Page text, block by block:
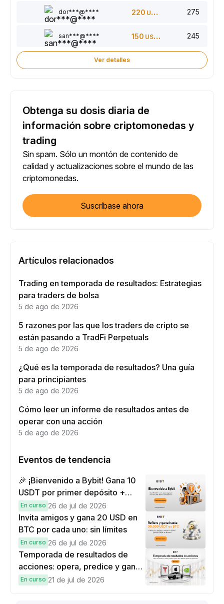
dor***@**** 220 USDT 275
san***@**** 150 USDT 245
Ver detalles
Obtenga su dosis diaria de
información sobre criptomonedas y
trading
Sin spam. Sólo un montón de contenido de
calidad y actualizaciones sobre el mundo de las
criptomonedas.
Suscríbase ahora
Artículos relacionados
Trading en temporada de resultados: Estrategias
para traders de bolsa
5 de ago de 2026
5 razones por las que los traders de cripto se
están pasando a TradFi Perpetuals
5 de ago de 2026
¿Qué es la temporada de resultados? Una guía
para principiantes
5 de ago de 2026
Cómo leer un informe de resultados antes de
operar con una acción
5 de ago de 2026
Eventos de tendencia
🎉 ¡Bienvenido a Bybit! Gana 10
USDT por primer depósito +
hasta 9,999 USDT en
recompensas
En curso 26 de jul de 2026
Invita amigos y gana 20 USD en
BTC por cada uno: sin límites
En curso 26 de jul de 2026
Temporada de resultados de
acciones: opera, predice y gana
una Cybertruck.
En curso 21 de jul de 2026